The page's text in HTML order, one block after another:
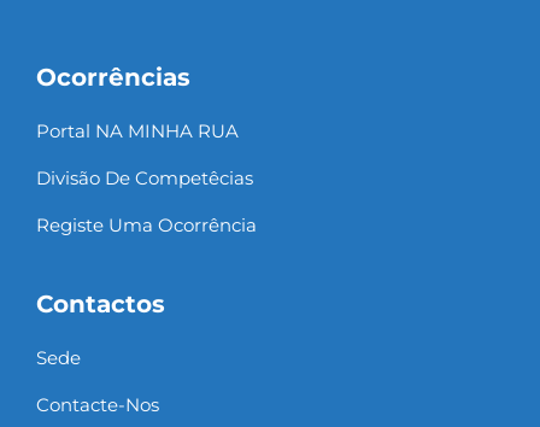
Ocorrências
Portal NA MINHA RUA
Divisão De Competêcias
Registe Uma Ocorrência
Contactos
Sede
Contacte-Nos